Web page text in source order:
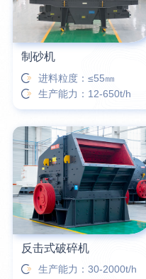
制砂机
进料粒度：≤55㎜
生产能力：12-650t/h
反击式破碎机
生产能力：30-2000t/h